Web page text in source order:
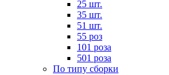
25 шт.
35 шт.
51 шт.
55 роз
101 роза
501 роза
По типу сборки